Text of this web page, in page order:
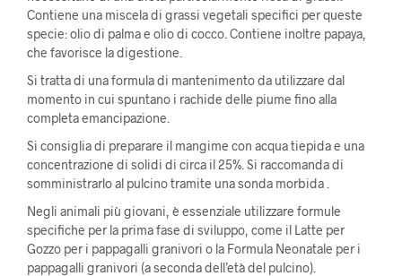
Contiene una miscela di grassi vegetali specifici per queste
specie: olio di palma e olio di cocco. Contiene inoltre papaya,
che favorisce la digestione.
Si tratta di una formula di mantenimento da utilizzare dal
momento in cui spuntano i rachide delle piume fino alla
completa emancipazione.
Si consiglia di preparare il mangime con acqua tiepida e una
concentrazione di solidi di circa il 25%. Si raccomanda di
somministrarlo al pulcino tramite una sonda morbida .
Negli animali più giovani, è essenziale utilizzare formule
specifiche per la prima fase di sviluppo, come il Latte per
Gozzo per i pappagalli granivori o la Formula Neonatale per i
pappagalli granivori (a seconda dell’età del pulcino).